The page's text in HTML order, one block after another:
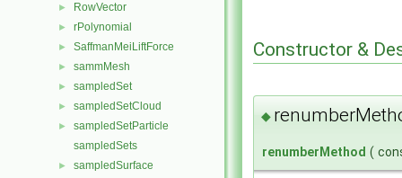
► RowVector
► rPolynomial
► SaffmanMeiLiftForce
► sammMesh
► sampledSet
► sampledSetCloud
►
sampledSetParticle
sampledSets
► sampledSurface
Constructor &
◆
renumberMethod (